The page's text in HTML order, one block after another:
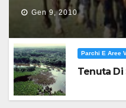
Gen 9, 2010
Parchi E Aree
Tenuta Di